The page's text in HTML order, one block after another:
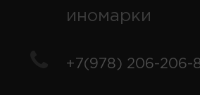
иномарки
+7(978) 206-206-